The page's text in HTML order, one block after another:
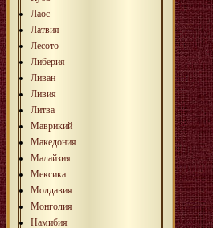
Лаос
Латвия
Лесото
Либерия
Ливан
Ливия
Литва
Маврикий
Македония
Малайзия
Мексика
Молдавия
Монголия
Намибия